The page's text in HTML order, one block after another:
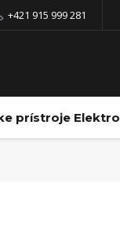
+421 915 999 281
prístroje Elektro